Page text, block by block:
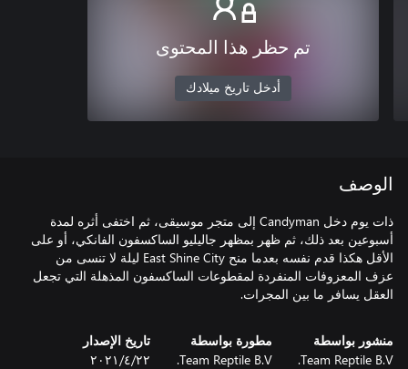
تم حظر هذا المحتوى
أدخل تاريخ ميلادك
الوصف
ذات يوم دخل Candyman إلى متجر موسيقى، ثم اختفى أثره لمدة
أسبوعين بعد ذلك، ثم ظهر بمظهر جاليليو الساكسفون الفانكي، أو على
الأقل هكذا قدم نفسه بعدما منح East Shine City ليلة لا تنسى من
عزف المعزوفات المنفردة لمقطوعات الساكسفون المذهلة التي تجعل
العقل يسافر ما بين المجرات.
منشور بواسطة
Team Reptile B.V.
مطورة بواسطة
Team Reptile B.V.
تاريخ الإصدار
٢٢‏/٤‏/٢٠٢١